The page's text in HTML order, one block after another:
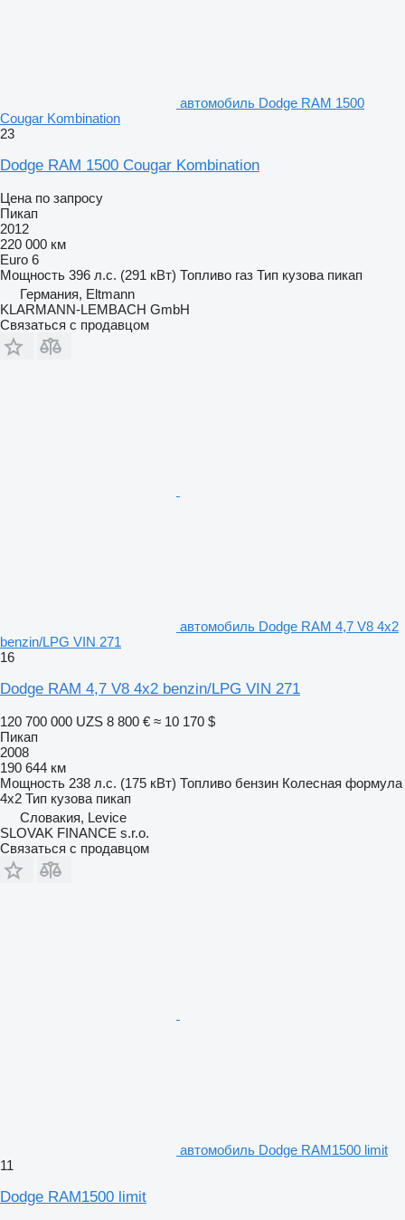
автомобиль Dodge RAM 1500
Cougar Kombination
23
Dodge RAM 1500 Cougar Kombination
Цена по запросу
Пикап
2012
220 000 км
Euro 6
Мощность 396 л.с. (291 кВт) Топливо газ Тип кузова пикап
Германия, Eltmann
KLARMANN-LEMBACH GmbH
Связаться с продавцом
автомобиль Dodge RAM 4,7 V8 4x2
benzin/LPG VIN 271
16
Dodge RAM 4,7 V8 4x2 benzin/LPG VIN 271
120 700 000 UZS 8 800 € ≈ 10 170 $
Пикап
2008
190 644 км
Мощность 238 л.с. (175 кВт) Топливо бензин Колесная формула
4x2 Тип кузова пикап
Словакия, Levice
SLOVAK FINANCE s.r.o.
Связаться с продавцом
автомобиль Dodge RAM1500 limit
11
Dodge RAM1500 limit